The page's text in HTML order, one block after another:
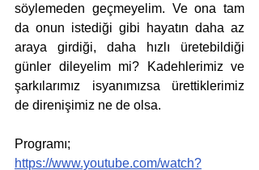
söylemeden geçmeyelim. Ve ona tam
da onun istediği gibi hayatın daha az
araya girdiği, daha hızlı üretebildiği
günler dileyelim mi? Kadehlerimiz ve
şarkılarımız isyanımızsa ürettiklerimiz
de direnişimiz ne de olsa.
Programı;
https://www.youtube.com/watch?